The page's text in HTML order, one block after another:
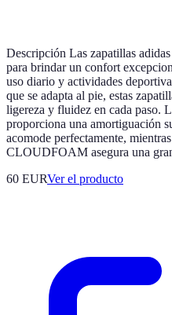
Descripción Las zapatillas
para brindar un confort
uso diario y actividades
que se adapta al pie, estas
ligereza y fluidez en cada paso.
proporciona una amortiguación
acomode perfectamente,
CLOUDFOAM asegura una
60 EURVer el producto